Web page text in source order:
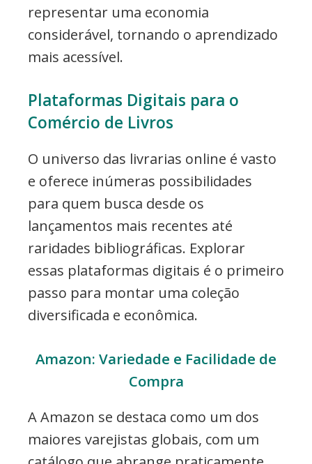
representar uma economia
considerável, tornando o aprendizado
mais acessível.
Plataformas Digitais para o
Comércio de Livros
O universo das livrarias online é vasto
e oferece inúmeras possibilidades
para quem busca desde os
lançamentos mais recentes até
raridades bibliográficas. Explorar
essas plataformas digitais é o primeiro
passo para montar uma coleção
diversificada e econômica.
Amazon: Variedade e Facilidade de
Compra
A Amazon se destaca como um dos
maiores varejistas globais, com um